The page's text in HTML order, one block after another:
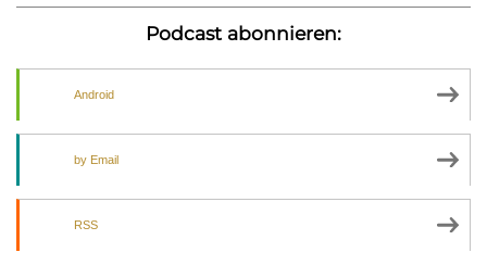
Podcast abonnieren:
Android
by Email
RSS